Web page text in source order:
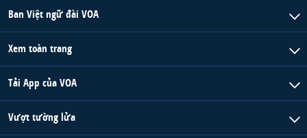
Ban Việt ngữ đài VOA
Xem toàn trang
Tải App của VOA
Vượt tường lửa